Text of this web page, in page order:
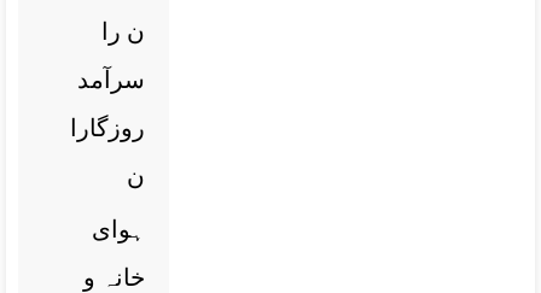
ن را
سرآمد
روزگارا
ن
ہوای
خانہ و